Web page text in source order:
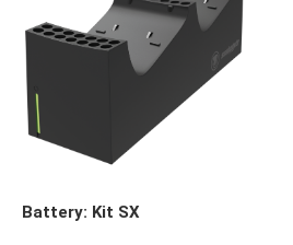
Battery: Kit SX